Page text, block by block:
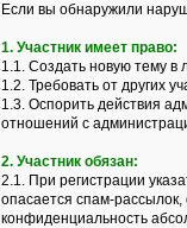
Если вы обнаружили
1. Участник имеет право:
1.1. Создать новую тему
1.2. Требовать от других
1.3. Оспорить действия
отношений с
2. Участник обязан:
2.1. При регистрации
опасается спам-
конфиденциальность